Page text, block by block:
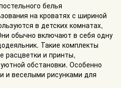
белья
на кроватях с шириной
в детских комнатах,
обычно включают в себя одну
Такие комплекты
расцветки и принты,
обстановки. Особенно
и веселыми рисунками для